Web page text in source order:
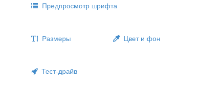
Предпросмотр шрифта
Размеры Цвет и фон
Тест-драйв